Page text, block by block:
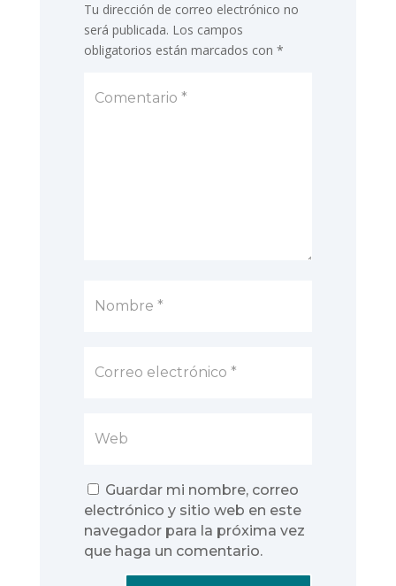
Tu dirección de correo electrónico no
será publicada. Los campos
obligatorios están marcados con *
Guardar mi nombre, correo
electrónico y sitio web en este
navegador para la próxima vez
que haga un comentario.